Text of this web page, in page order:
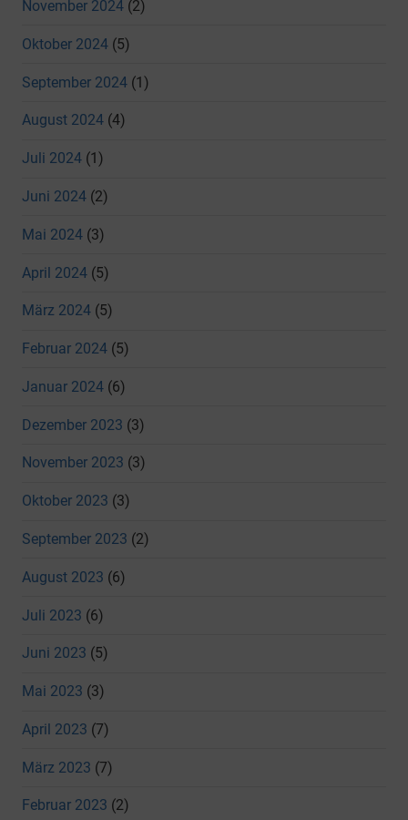
November 2024 (2)
Oktober 2024 (5)
September 2024 (1)
August 2024 (4)
Juli 2024 (1)
Juni 2024 (2)
Mai 2024 (3)
April 2024 (5)
März 2024 (5)
Februar 2024 (5)
Januar 2024 (6)
Dezember 2023 (3)
November 2023 (3)
Oktober 2023 (3)
September 2023 (2)
August 2023 (6)
Juli 2023 (6)
Juni 2023 (5)
Mai 2023 (3)
April 2023 (7)
März 2023 (7)
Februar 2023 (2)